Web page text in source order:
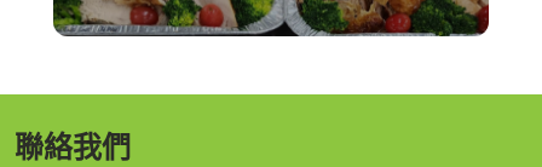
聯絡我們